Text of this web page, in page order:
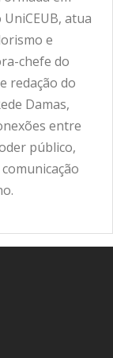
atua
e
chefe do
redação do
Damas,
entre
público,